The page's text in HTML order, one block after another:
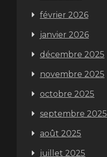
février 2026
janvier 2026
décembre 2025
novembre 2025
octobre 2025
septembre 2025
août 2025
juillet 2025